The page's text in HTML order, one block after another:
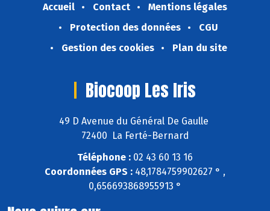
Accueil Contact
Mentions légales
Protection des données
CGU
Gestion des cookies
Plan du site
Biocoop Les Iris
49 D Avenue du Général De Gaulle
72400 La Ferté-Bernard
Téléphone : 02 43 60 13 16
Coordonnées GPS : 48,1784759902627 ° ,
0,656693868955913 °